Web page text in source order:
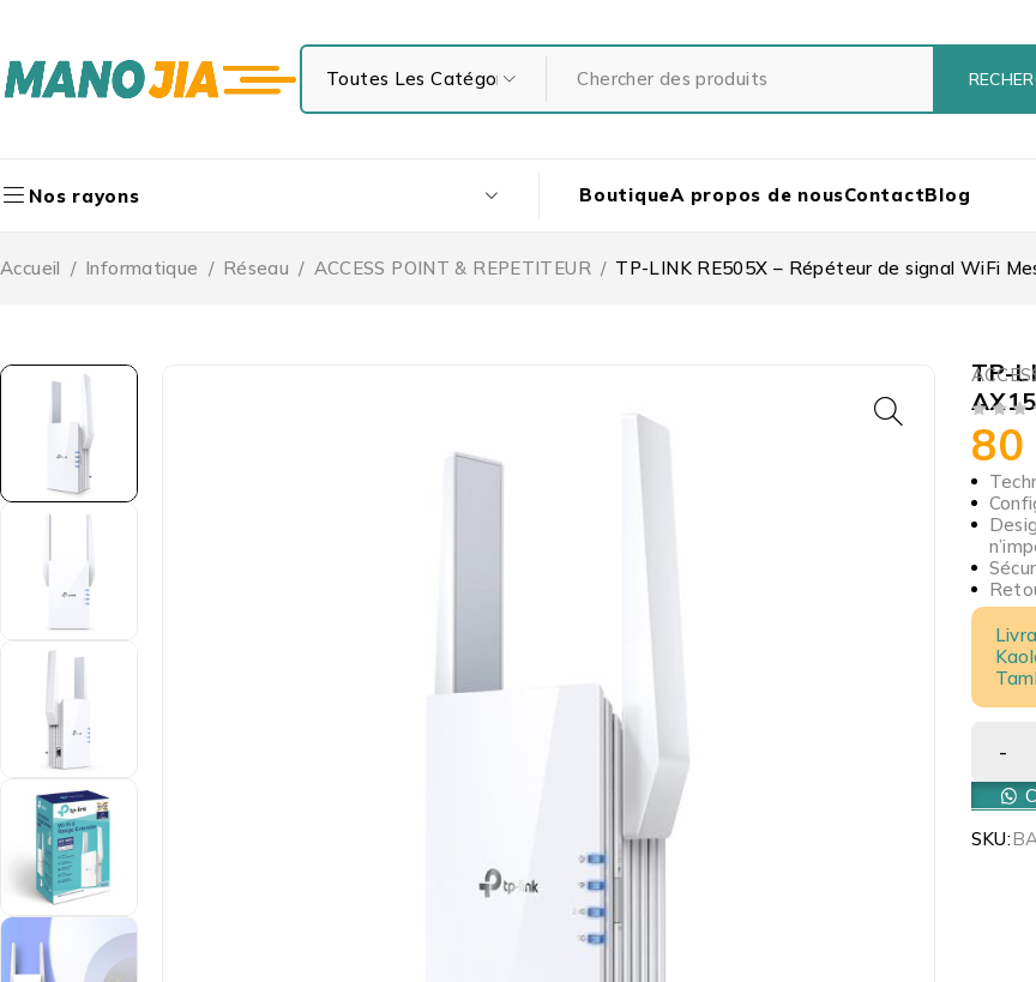
Nos rayons BoutiqueA propos de nousContactBlog
Accueil / Informatique / Réseau / ACCESS POINT & REPETITEUR / TP-LINK RE505X – Répéteur de signal WiFi
TP-
80
SKU: